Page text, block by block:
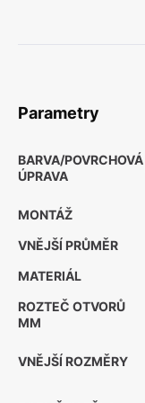
Parametry
BARVA/POVRCHOVÁ
ÚPRAVA
MONTÁŽ
VNĚJŠÍ PRŮMĚR
MATERIÁL
ROZTEČ OTVORŮ
MM
VNĚJŠÍ ROZMĚRY